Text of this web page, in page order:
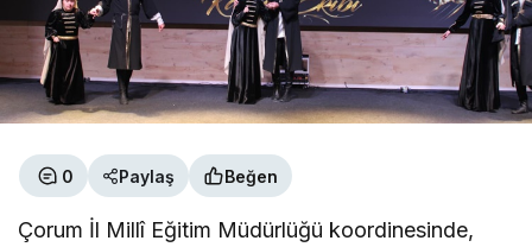
0 Paylaş Beğen
Çorum İl Millî Eğitim Müdürlüğü koordinesinde,